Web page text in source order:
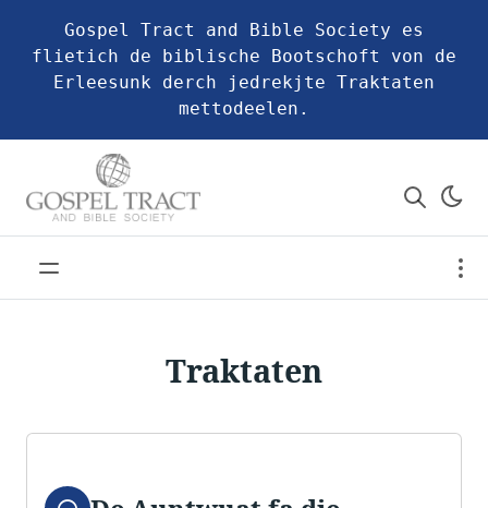
Gospel Tract and Bible Society es
flietich de biblische Bootschoft von de
Erleesunk derch jedrekjte Traktaten
mettodeelen.
Traktaten
Audio